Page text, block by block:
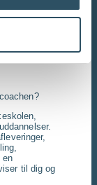
en
til dig og